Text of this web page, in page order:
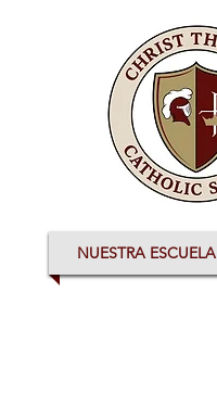
NUESTRA ESCUELA